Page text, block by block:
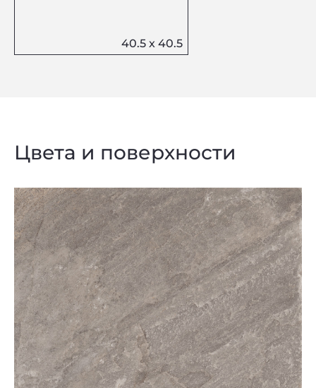
Цвета и поверхности